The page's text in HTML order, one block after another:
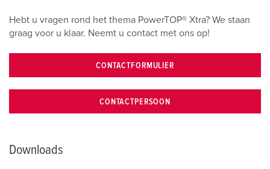
Hebt u vragen rond het thema PowerTOP® Xtra? We staan
graag voor u klaar. Neemt u contact met ons op!
CONTACTFORMULIER
CONTACTPERSOON
Downloads